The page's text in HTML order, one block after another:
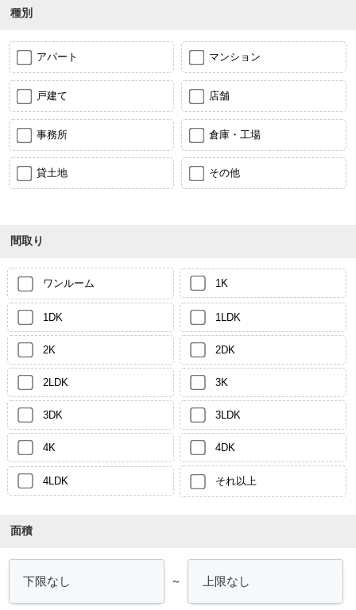
種別
アパート マンション
戸建て 店舗
事務所 倉庫・工場
貸土地 その他
間取り
ワンルーム 1K
1DK 1LDK
2K 2DK
2LDK 3K
3DK 3LDK
4K 4DK
4LDK それ以上
面積
～